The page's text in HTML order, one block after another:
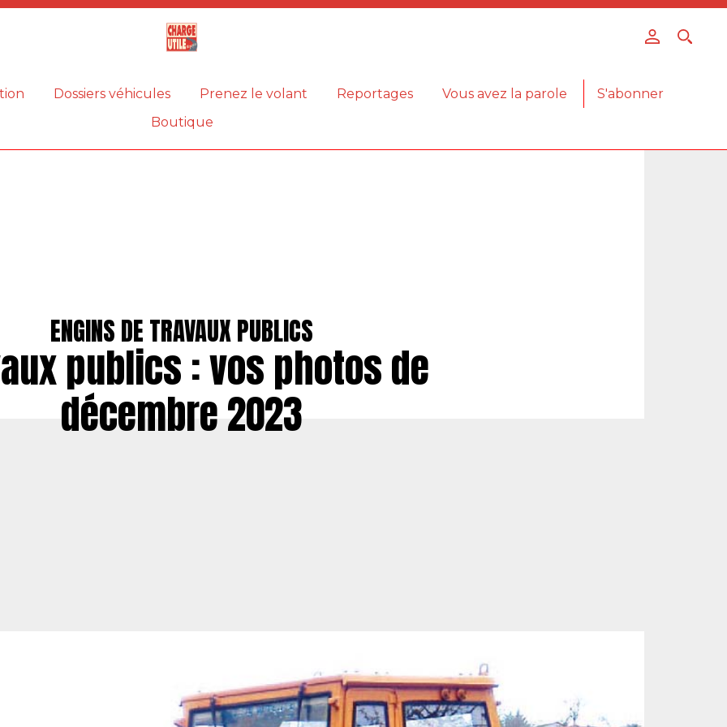
Dossiers véhicules Prenez le volant Reportages Vous avez la parole
S'abonner
Boutique
ENGINS DE TRAVAUX PUBLICS
publics : vos photos de
décembre 2023